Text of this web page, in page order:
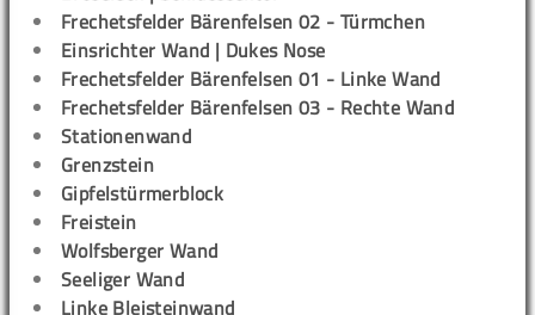
Frechetsfelder Bärenfelsen 02 - Türmchen
Einsrichter Wand | Dukes Nose
Frechetsfelder Bärenfelsen 01 - Linke Wand
Frechetsfelder Bärenfelsen 03 - Rechte Wand
Stationenwand
Grenzstein
Gipfelstürmerblock
Freistein
Wolfsberger Wand
Seeliger Wand
Linke Bleisteinwand